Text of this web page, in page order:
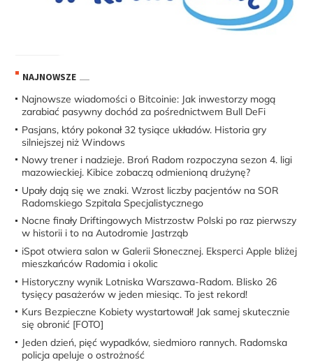
NAJNOWSZE
Najnowsze wiadomości o Bitcoinie: Jak inwestorzy mogą
zarabiać pasywny dochód za pośrednictwem Bull DeFi
Pasjans, który pokonał 32 tysiące układów. Historia gry
silniejszej niż Windows
Nowy trener i nadzieje. Broń Radom rozpoczyna sezon 4. ligi
mazowieckiej. Kibice zobaczą odmienioną drużynę?
Upały dają się we znaki. Wzrost liczby pacjentów na SOR
Radomskiego Szpitala Specjalistycznego
Nocne finały Driftingowych Mistrzostw Polski po raz pierwszy
w historii i to na Autodromie Jastrząb
iSpot otwiera salon w Galerii Słonecznej. Eksperci Apple bliżej
mieszkańców Radomia i okolic
Historyczny wynik Lotniska Warszawa-Radom. Blisko 26
tysięcy pasażerów w jeden miesiąc. To jest rekord!
Kurs Bezpieczne Kobiety wystartował! Jak samej skutecznie
się obronić [FOTO]
Jeden dzień, pięć wypadków, siedmioro rannych. Radomska
policja apeluje o ostrożność